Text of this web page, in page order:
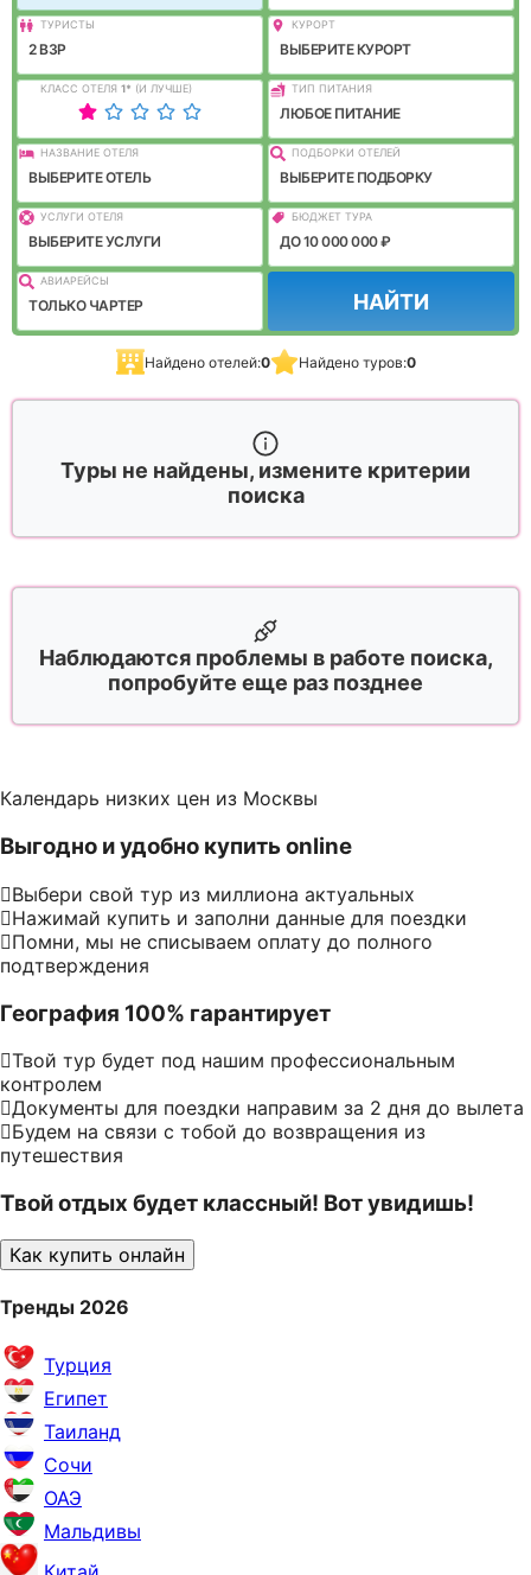
ТУРИСТЫ
2 ВЗР
КУРОРТ
ВЫБЕРИТЕ КУРОРТ
КЛАСС ОТЕЛЯ 1* (И ЛУЧШЕ) ТИП ПИТАНИЯ
ЛЮБОЕ ПИТАНИЕ
НАЗВАНИЕ ОТЕЛЯ
ВЫБЕРИТЕ ОТЕЛЬ
ПОДБОРКИ ОТЕЛЕЙ
ВЫБЕРИТЕ ПОДБОРКУ
УСЛУГИ ОТЕЛЯ
ВЫБЕРИТЕ УСЛУГИ
БЮДЖЕТ ТУРА
ДО 10 000 000 ₽
АВИАРЕЙСЫ
ТОЛЬКО ЧАРТЕР НАЙТИ
Найдено отелей:0 Найдено туров:0
Туры не найдены, измените критерии
поиска
Наблюдаются проблемы в работе поиска,
попробуйте еще раз позднее
Календарь низких цен из Москвы
Выгодно и удобно купить online
Выбери свой тур из миллиона актуальных
Нажимай купить и заполни данные для поездки
Помни, мы не списываем оплату до полного
подтверждения
География 100% гарантирует
Твой тур будет под нашим профессиональным
контролем
Документы для поездки направим за 2 дня до вылета
Будем на связи с тобой до возвращения из
путешествия
Твой отдых будет классный! Вот увидишь!
Как купить онлайн
Тренды 2026
Турция
Египет
Таиланд
Сочи
ОАЭ
Мальдивы